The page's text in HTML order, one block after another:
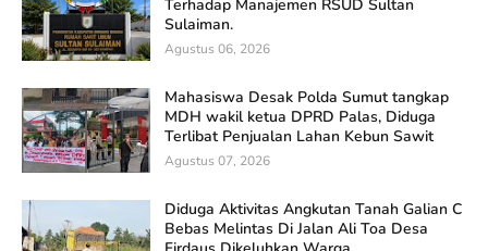
Terhadap Manajemen RSUD Sultan
Sulaiman.
Agustus 06, 2026
Mahasiswa Desak Polda Sumut tangkap
MDH wakil ketua DPRD Palas, Diduga
Terlibat Penjualan Lahan Kebun Sawit
Agustus 07, 2026
Diduga Aktivitas Angkutan Tanah Galian C
Bebas Melintas Di Jalan Ali Toa Desa